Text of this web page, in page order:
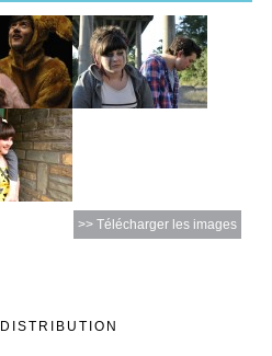
>> Télécharger les images
DISTRIBUTION